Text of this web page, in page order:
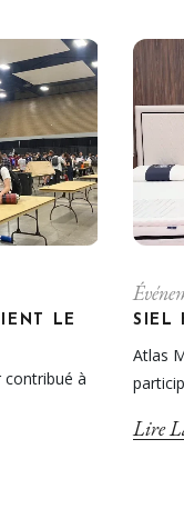
LE
contribué à
SIEL
Atlas
Lire